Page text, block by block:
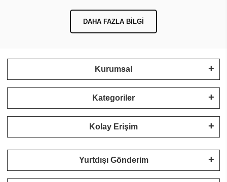
DAHA FAZLA BILGI
Kurumsal
Kategoriler
Kolay Erişim
Yurtdışı Gönderim